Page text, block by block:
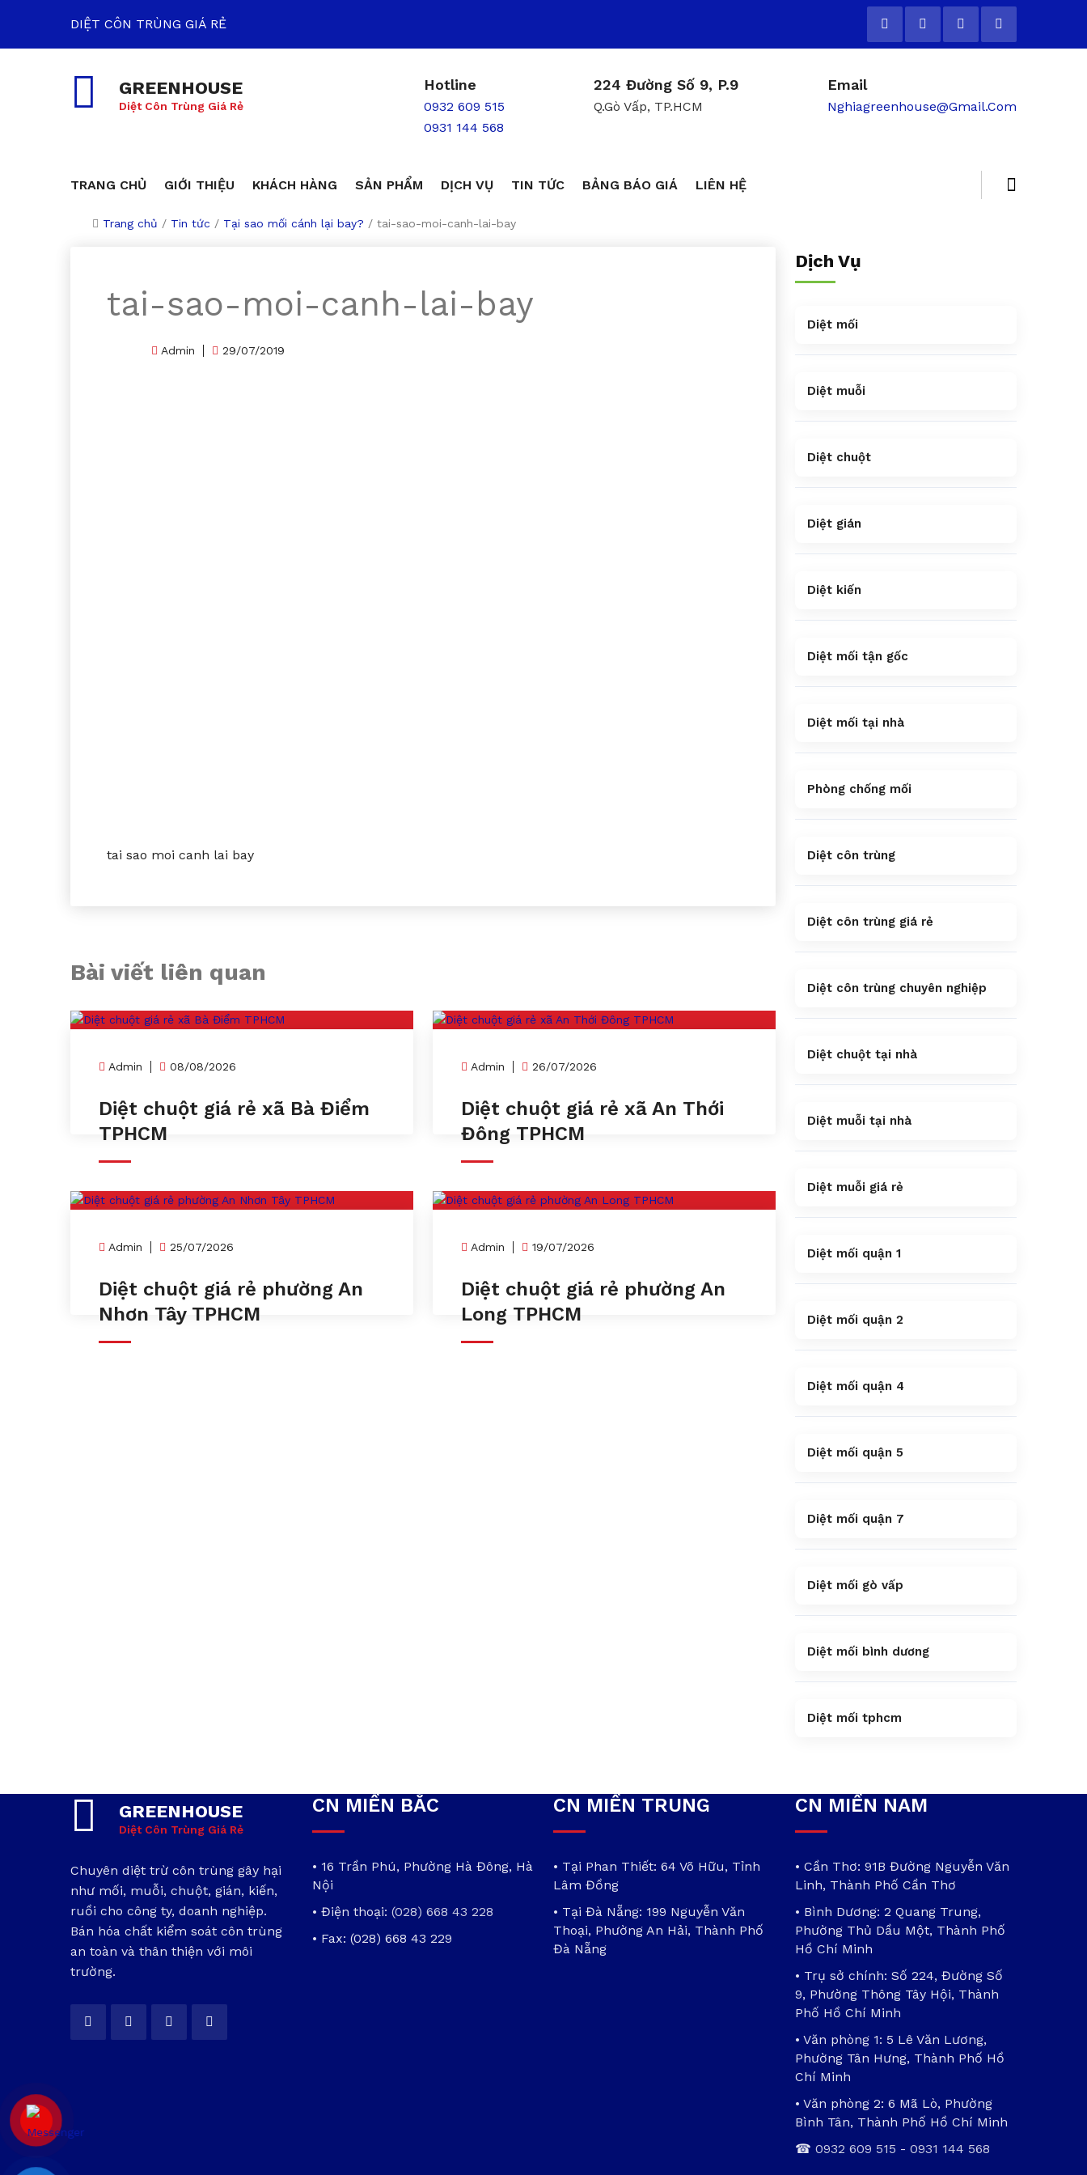
DIỆT CÔN TRÙNG GIÁ RẺ
GREENHOUSE
Diệt Côn Trùng Giá Rẻ
Hotline
0932 609 515
0931 144 568
224 Đường Số 9, P.9
Q.Gò Vấp, TP.HCM
Email
Nghiagreenhouse@gmail.com
TRANG CHỦ GIỚI THIỆU KHÁCH HÀNG SẢN PHẨM DỊCH VỤ TIN TỨC BẢNG BÁO GIÁ LIÊN HỆ
Trang chủ / Tin tức / Tại sao mối cánh lại bay? / tai-sao-moi-canh-lai-bay
tai-sao-moi-canh-lai-bay
Admin 29/07/2019
tai sao moi canh lai bay
Bài viết liên quan
Admin 08/08/2026
Diệt chuột giá rẻ xã Bà Điểm
TPHCM
Admin 26/07/2026
Diệt chuột giá rẻ xã An Thới
Đông TPHCM
Admin 25/07/2026
Diệt chuột giá rẻ phường An
Nhơn Tây TPHCM
Admin 19/07/2026
Diệt chuột giá rẻ phường An
Long TPHCM
Dịch Vụ
Diệt mối
Diệt muỗi
Diệt chuột
Diệt gián
Diệt kiến
Diệt mối tận gốc
Diệt mối tại nhà
Phòng chống mối
Diệt côn trùng
Diệt côn trùng giá rẻ
Diệt côn trùng chuyên nghiệp
Diệt chuột tại nhà
Diệt muỗi tại nhà
Diệt muỗi giá rẻ
Diệt mối quận 1
Diệt mối quận 2
Diệt mối quận 4
Diệt mối quận 5
Diệt mối quận 7
Diệt mối gò vấp
Diệt mối bình dương
Diệt mối tphcm
GREENHOUSE
Diệt Côn Trùng Giá Rẻ
Chuyên diệt trừ côn trùng gây hại
như mối, muỗi, chuột, gián, kiến,
ruồi cho công ty, doanh nghiệp.
Bán hóa chất kiểm soát côn trùng
an toàn và thân thiện với môi
trường.
CN MIỀN BẮC
• 16 Trần Phú, Phường Hà Đông, Hà
Nội
• Điện thoại: (028) 668 43 228
• Fax: (028) 668 43 229
CN MIỀN TRUNG
• Tại Phan Thiết: 64 Võ Hữu, Tỉnh
Lâm Đồng
• Tại Đà Nẵng: 199 Nguyễn Văn
Thoại, Phường An Hải, Thành Phố
Đà Nẵng
CN MIỀN NAM
• Cần Thơ: 91B Đường Nguyễn Văn
Linh, Thành Phố Cần Thơ
• Bình Dương: 2 Quang Trung,
Phường Thủ Dầu Một, Thành Phố
Hồ Chí Minh
• Trụ sở chính: Số 224, Đường Số
9, Phường Thông Tây Hội, Thành
Phố Hồ Chí Minh
• Văn phòng 1: 5 Lê Văn Lương,
Phường Tân Hưng, Thành Phố Hồ
Chí Minh
• Văn phòng 2: 6 Mã Lò, Phường
Bình Tân, Thành Phố Hồ Chí Minh
☎ 0932 609 515 - 0931 144 568